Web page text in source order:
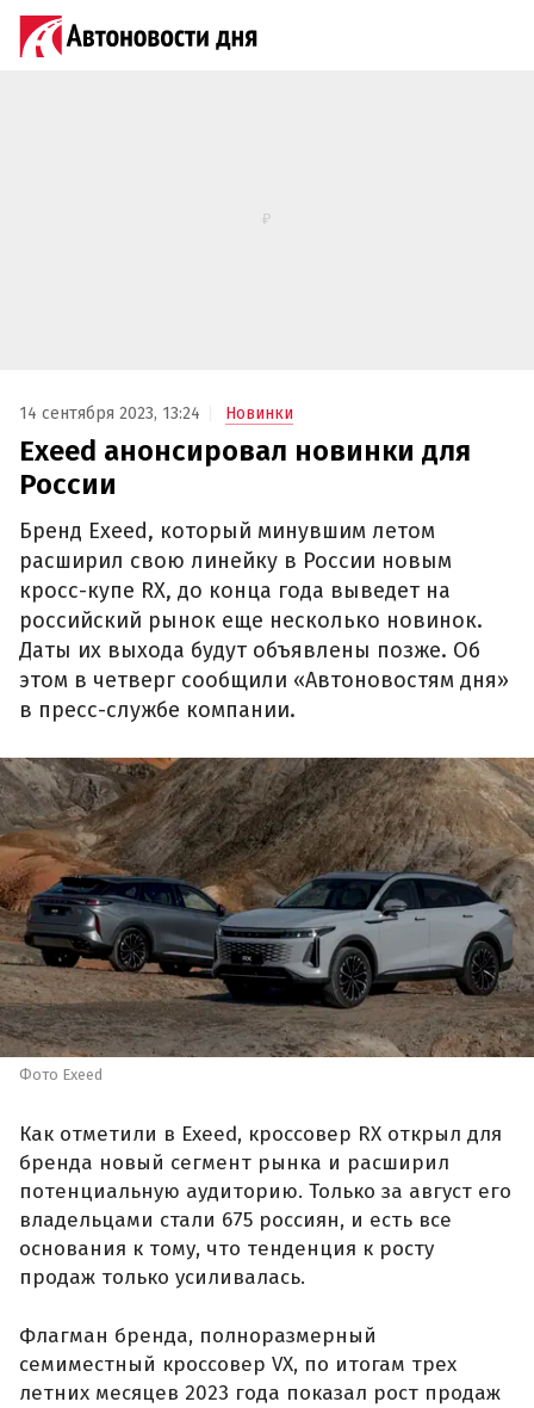
14 сентября 2023, 13:24 Новинки
Exeed анонсировал новинки для
России
Бренд Exeed, который минувшим летом
расширил свою линейку в России новым
кросс-купе RX, до конца года выведет на
российский рынок еще несколько новинок.
Даты их выхода будут объявлены позже. Об
этом в четверг сообщили «Автоновостям дня»
в пресс-службе компании.
Фото Exeed
Как отметили в Exeed, кроссовер RX открыл для
бренда новый сегмент рынка и расширил
потенциальную аудиторию. Только за август его
владельцами стали 675 россиян, и есть все
основания к тому, что тенденция к росту
продаж только усиливалась.
Флагман бренда, полноразмерный
семиместный кроссовер VX, по итогам трех
летних месяцев 2023 года показал рост продаж